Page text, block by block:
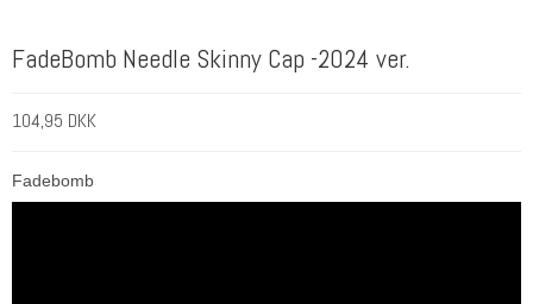
FadeBomb Needle Skinny Cap -2024 ver.
104,95 DKK
Fadebomb